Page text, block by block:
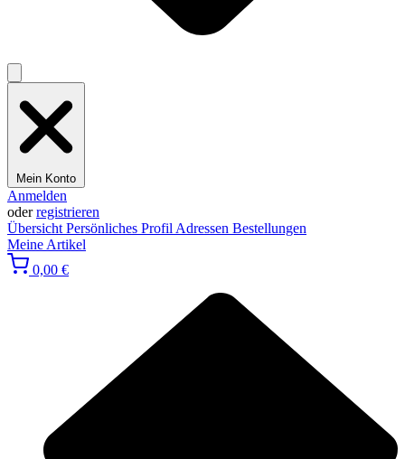
Mein Konto
Anmelden
oderregistrieren
Übersicht Persönliches Profil Adressen Bestellungen
Meine Artikel
0,00 €